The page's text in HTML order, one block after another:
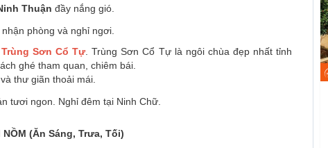
Thuận đầy nắng gió.
phòng và nghỉ ngơi.
Sơn Cổ Tự. Trùng Sơn Cổ Tự là ngôi chùa đẹp nhất tỉnh
ghé tham quan, chiêm bái.
thư giãn thoải mái.
tươi ngon. Nghỉ đêm tại Ninh Chữ.
NỒM (Ăn Sáng, Trưa, Tối)